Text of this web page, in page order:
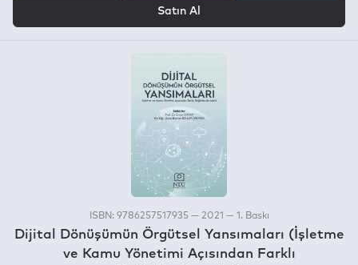
Satın Al
ISBN: 9786257517935 — 2021 — 1. Baskı
Dijital Dönüşümün Örgütsel Yansımaları (İşletme
ve Kamu Yönetimi Açısından Farklı